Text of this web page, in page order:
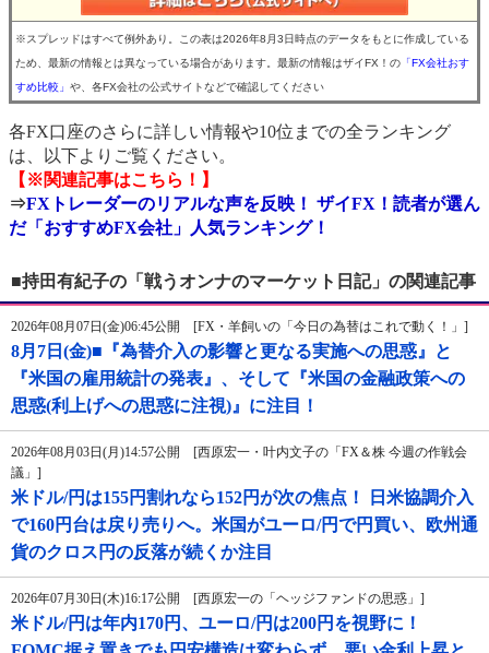
※スプレッドはすべて例外あり。この表は2026年8月3日時点のデータをもとに作成している
ため、最新の情報とは異なっている場合があります。最新の情報はザイFX！の 「FX会社おす
すめ比較」 や、各FX会社の公式サイトなどで確認してください
各FX口座のさらに詳しい情報や10位までの全ランキング
は、以下よりご覧ください。
【※関連記事はこちら！】
⇒FXトレーダーのリアルな声を反映！ ザイFX！読者が選ん
だ「おすすめFX会社」人気ランキング！
■持田有紀子の「戦うオンナのマーケット日記」の関連記事
2026年08月07日(金)06:45公開 [FX・羊飼いの「今日の為替はこれで動く！」]
8月7日(金)■『為替介入の影響と更なる実施への思惑』と
『米国の雇用統計の発表』、そして『米国の金融政策への
思惑(利上げへの思惑に注視)』に注目！
2026年08月03日(月)14:57公開 [西原宏一・叶内文子の「FX＆株 今週の作戦会
議」]
米ドル/円は155円割れなら152円が次の焦点！ 日米協調介入
で160円台は戻り売りへ。米国がユーロ/円で円買い、欧州通
貨のクロス円の反落が続くか注目
2026年07月30日(木)16:17公開 [西原宏一の「ヘッジファンドの思惑」]
米ドル/円は年内170円、ユーロ/円は200円を視野に！